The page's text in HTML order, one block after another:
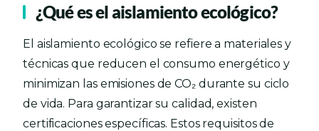
¿Qué es el aislamiento ecológico?
El aislamiento ecológico se refiere a materiales y
técnicas que reducen el consumo energético y
minimizan las emisiones de CO₂ durante su ciclo
de vida. Para garantizar su calidad, existen
certificaciones específicas. Estos requisitos de